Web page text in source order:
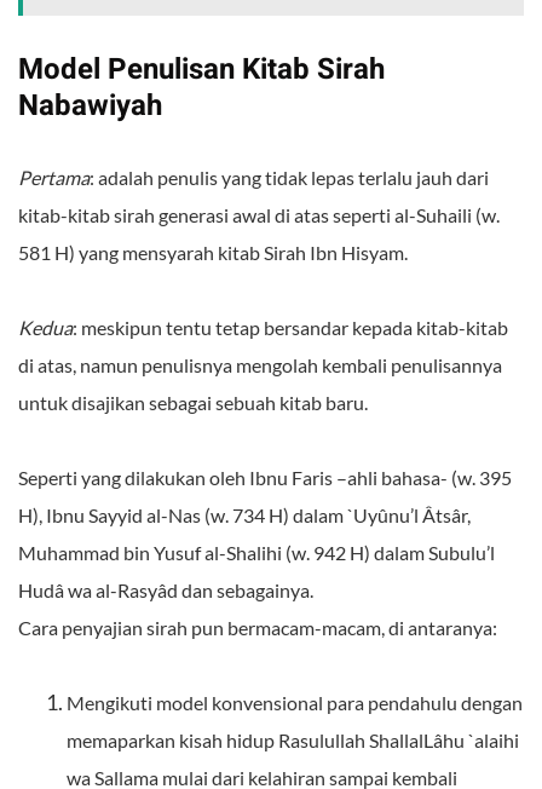
Model Penulisan Kitab Sirah
Nabawiyah
Pertama: adalah penulis yang tidak lepas terlalu jauh dari
kitab-kitab sirah generasi awal di atas seperti al-Suhaili (w.
581 H) yang mensyarah kitab Sirah Ibn Hisyam.
Kedua: meskipun tentu tetap bersandar kepada kitab-kitab
di atas, namun penulisnya mengolah kembali penulisannya
untuk disajikan sebagai sebuah kitab baru.
Seperti yang dilakukan oleh Ibnu Faris –ahli bahasa- (w. 395
H), Ibnu Sayyid al-Nas (w. 734 H) dalam `Uyûnu’l Âtsâr,
Muhammad bin Yusuf al-Shalihi (w. 942 H) dalam Subulu’l
Hudâ wa al-Rasyâd dan sebagainya.
Cara penyajian sirah pun bermacam-macam, di antaranya:
Mengikuti model konvensional para pendahulu dengan
memaparkan kisah hidup Rasulullah ShallalLâhu `alaihi
wa Sallama mulai dari kelahiran sampai kembali